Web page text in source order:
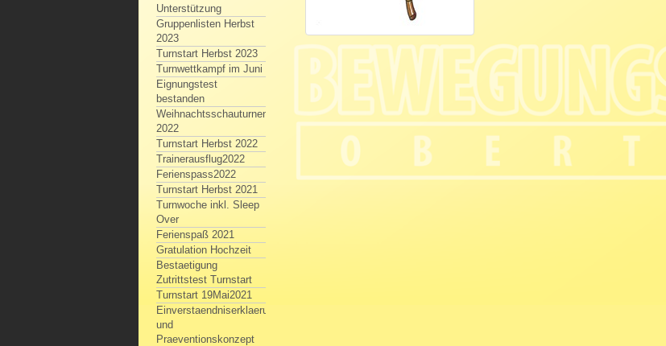
Unterstützung
Gruppenlisten Herbst
2023
Turnstart Herbst 2023
Turnwettkampf im Juni
Eignungstest
bestanden
Weihnachtsschauturnen
2022
Turnstart Herbst 2022
Trainerausflug2022
Ferienspass2022
Turnstart Herbst 2021
Turnwoche inkl. Sleep
Over
Ferienspaß 2021
Gratulation Hochzeit
Bestaetigung
Zutrittstest Turnstart
Turnstart 19Mai2021
Einverstaendniserklaerung
und
Praeventionskonzept